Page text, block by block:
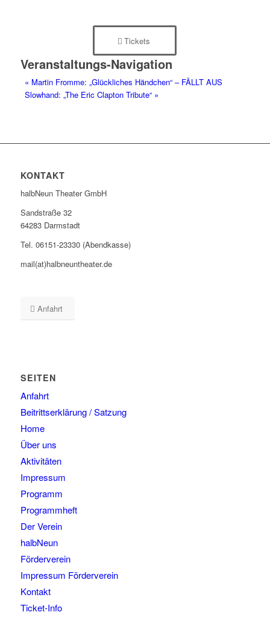
Tickets
Veranstaltungs-Navigation
« Martin Fromme: „Glückliches Händchen“ – FÄLLT AUS
Slowhand: „The Eric Clapton Tribute“ »
KONTAKT
halbNeun Theater GmbH
Sandstraße 32
64283 Darmstadt
Tel. 06151-23330 (Abendkasse)
mail(at)halbneuntheater.de
Anfahrt
SEITEN
Anfahrt
Beitrittserklärung / Satzung
Home
Über uns
Aktivitäten
Impressum
Programm
Programmheft
Der Verein
halbNeun
Förderverein
Impressum Förderverein
Kontakt
Ticket-Info